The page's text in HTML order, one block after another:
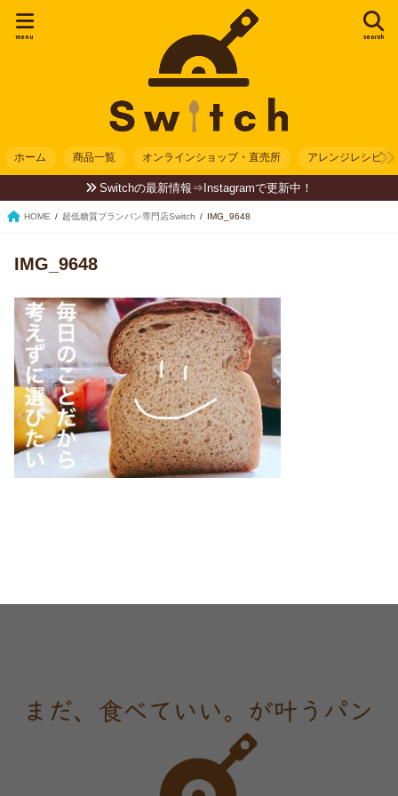
search
menu
ホーム 商品一覧 オンラインショップ・直売所 アレンジレシピ
Switchの最新情報⇒Instagramで更新中！
HOME 超低糖質ブランパン専門店Switch IMG_9648
IMG_9648